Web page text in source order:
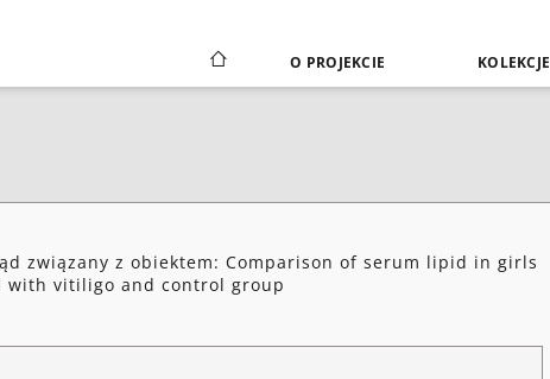
O PROJEKCIE KOLEKCJE
związany z obiektem: Comparison of serum lipid in girls
with vitiligo and control group